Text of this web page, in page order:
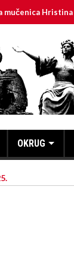
Hristina
OKRUG